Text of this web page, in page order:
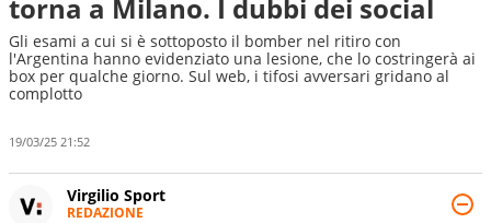
torna a Milano. I dubbi dei social
Gli esami a cui si è sottoposto il bomber nel ritiro con
l'Argentina hanno evidenziato una lesione, che lo costringerà ai
box per qualche giorno. Sul web, i tifosi avversari gridano al
complotto
19/03/25 21:52
Virgilio Sport
REDAZIONE